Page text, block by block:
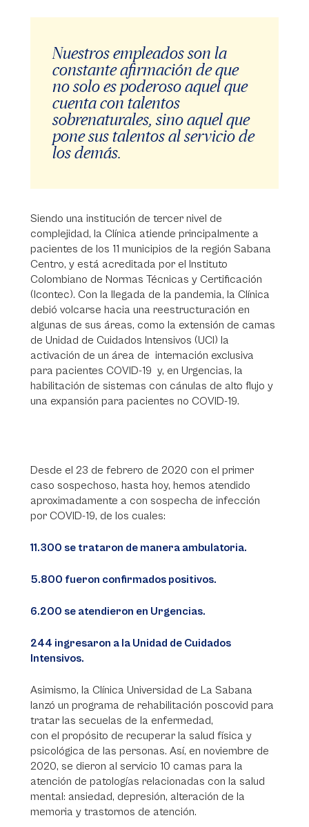
Nuestros empleados son la
constante afirmación de que
no solo es poderoso aquel que
cuenta con talentos
sobrenaturales, sino aquel que
pone sus talentos al servicio de
los demás.
Siendo una institución de tercer nivel de
complejidad, la Clínica atiende principalmente a
pacientes de los 11 municipios de la región Sabana
Centro, y está acreditada por el Instituto
Colombiano de Normas Técnicas y Certificación
(Icontec). Con la llegada de la pandemia, la Clínica
debió volcarse hacia una reestructuración en
algunas de sus áreas, como la extensión de camas
de Unidad de Cuidados Intensivos (UCI) la
activación de un área de internación exclusiva
para pacientes COVID-19 y, en Urgencias, la
habilitación de sistemas con cánulas de alto flujo y
una expansión para pacientes no COVID-19.
Desde el 23 de febrero de 2020 con el primer
caso sospechoso, hasta hoy, hemos atendido
aproximadamente a con sospecha de infección
por COVID-19, de los cuales:
11.300 se trataron de manera ambulatoria.
5.800 fueron confirmados positivos.
6.200 se atendieron en Urgencias.
244 ingresaron a la Unidad de Cuidados
Intensivos.
Asimismo, la Clínica Universidad de La Sabana
lanzó un programa de rehabilitación poscovid para
tratar las secuelas de la enfermedad,
con el propósito de recuperar la salud física y
psicológica de las personas. Así, en noviembre de
2020, se dieron al servicio 10 camas para la
atención de patologías relacionadas con la salud
mental: ansiedad, depresión, alteración de la
memoria y trastornos de atención.